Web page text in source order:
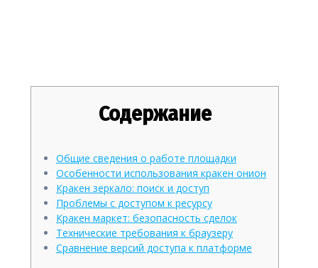
Содержание
Общие сведения о работе площадки
Особенности использования кракен онион
Кракен зеркало: поиск и доступ
Проблемы с доступом к ресурсу
Кракен маркет: безопасность сделок
Технические требования к браузеру
Сравнение версий доступа к платформе